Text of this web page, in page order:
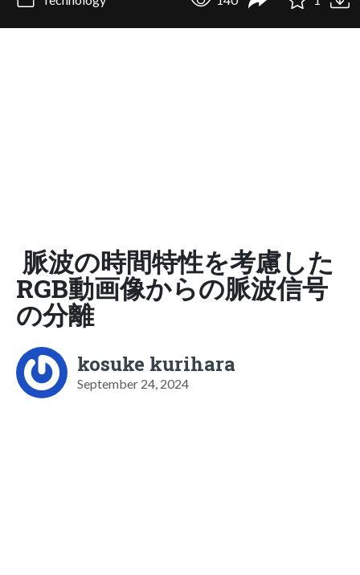
脈波の時間特性を考慮した
RGB動画像からの脈波信号
の分離
kosuke kurihara
September 24, 2024